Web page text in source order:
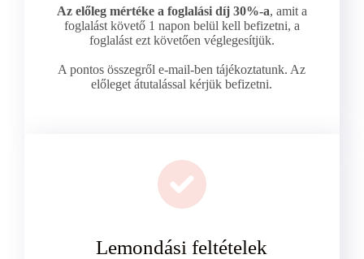
Az előleg mértéke a foglalási díj 30%-a, amit a
foglalást követő 1 napon belül kell befizetni, a
foglalást ezt követően véglegesítjük.
A pontos összegről e-mail-ben tájékoztatunk. Az
előleget átutalással kérjük befizetni.
Lemondási feltételek